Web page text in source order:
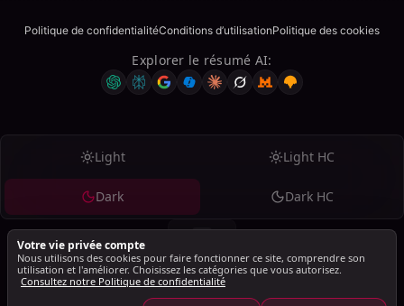
Analytics
Pourquoi l'engagement est important
Prenez le contrôle de votre croissance
FAQ
De quelles statistiques ai-je besoin pour utiliser cet
analyseur LinkedIn ?
Politique de confidentialitéConditions d’utilisationPolitique des cookies
Explorer le résumé AI:
Light Light HC
Dark Dark HC
© 2026 SalesMind AI. Tous droits réservés.
SalesMind AI PTE Ltd., 160 Robinson Road, #14-04, Singapore Business
Votre vie privée compte
Nous utilisons des cookies pour faire fonctionner ce site, comprendre son
utilisation et l'améliorer. Choisissez les catégories que vous autorisez.
Consultez notre Politique de confidentialité